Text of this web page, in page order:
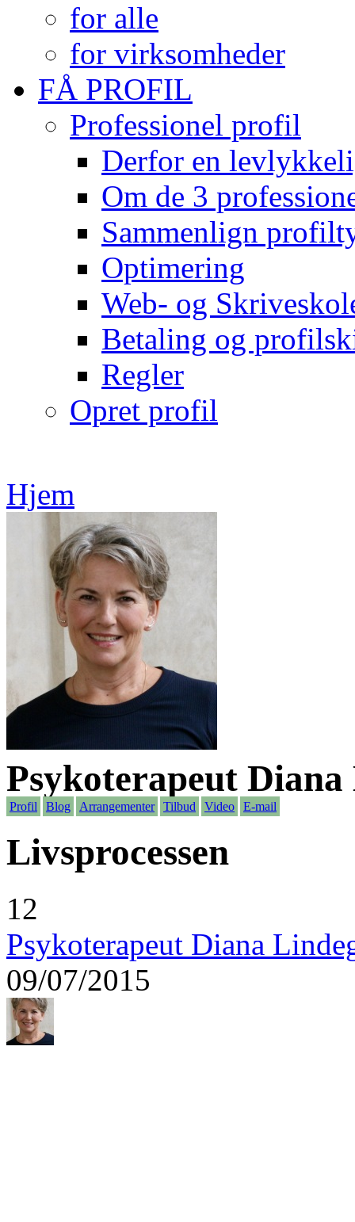
for alle
for virksomheder
FÅ PROFIL
Professionel profil
Derfor en
Om de 3
Sammenlign
Optimering
Web- og
Betaling og
Regler
Opret profil
Hjem
Psykoterapeut
Profil Blog Arrangementer Tilbud Video E-mail
Livsprocessen
12
Psykoterapeut Diana
09/07/2015